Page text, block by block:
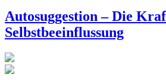
Autosuggestion – Die
Selbstbeeinflussung